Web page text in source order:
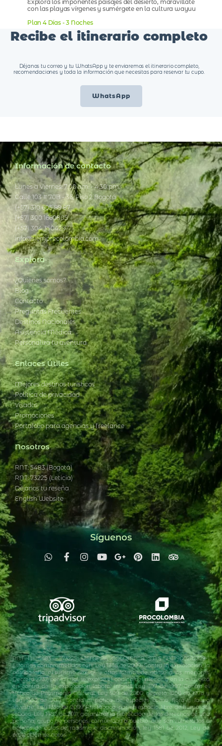
Explora los imponentes paisajes del desierto, maravíllate
con las playas vírgenes y sumérgete en la cultura wayuu
Plan 4 Días - 3 Noches
Recibe el itinerario completo
Déjanos tu correo y tu WhatsApp y te enviaremos el itinerario completo,
recomendaciones y toda la información que necesitas para reservar tu cupo.
WhatsApp
Información de contacto
Lunes a Viernes: 7:00 am. - 4:30 pm.
Calle 103 # 70B - 36, Piso 2 Bogotá
(+57) 310 605 89 87
(+57) 300 1660805
(+57) 304 3504297
info@siemprecolombia.com
Explora
¿Quienes somos?
Blog
Contacto
Preguntas Frecuentes
Destinos Nacionales
Asistencia Médica
Personaliza tu aventura
Enlaces Útiles
Mejores destinos turísticos
Política de privacidad
Visados
Promociones
Portafolio para agencias y freelance
Nosotros
RNT: 5483 (Bogotá)
RNT: 73225 (Leticia)
Déjanos tu reseña
English Website
Síguenos
RNT N° 5483 – 73225 SIEMPRE COLOMBIA S.A.S. NIT900282329-1
Estamos comprometidos con: Ley 1336 de 2009. Contra la explotación, la
pornografía, el turismo sexual y otras formas de abuso a los menores.
Decreto 2737, por la cual se expide el código del menor y en la cual está
en contra de la explotación laboral infantil. Ley 397 de 1997. Contra el
tráfico de Patrimonio Cultural. Ley 599 de 2000, decreto 1608 de 1978 y
Ley 1453 de 2011. Contra el tráfico de especies como flora y fauna
silvestre. Ley 1335 de 2009 Antitabaco, por un espacio libre de humo del
tabaco. Ley 1482 de 2011, garantizar la protección de los derechos de una
persona, grupo de personas, comunidad o pueblo, que son vulnerados a
tráficos de actos de racismo o discriminación. ley 1581 de 2012, Ley de
protección de datos.